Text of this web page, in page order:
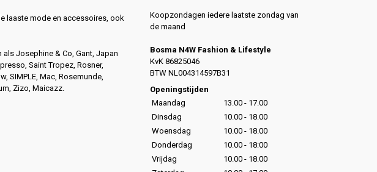
laaste mode en accessoires, ook
als Josephine & Co, Gant, Japan
Saint Tropez, Rosner,
SIMPLE, Mac, Rosemunde,
Zizo, Maicazz.
Koopzondagen iedere laatste zondag van
de maand
Bosma N4W Fashion & Lifestyle
KvK 86825046
BTW NL004314597B31
Openingstijden
Maandag
13.00 - 17.00
Dinsdag
10.00 - 18.00
Woensdag
10.00 - 18.00
Donderdag
10.00 - 18:00
Vrijdag
10.00 - 18.00